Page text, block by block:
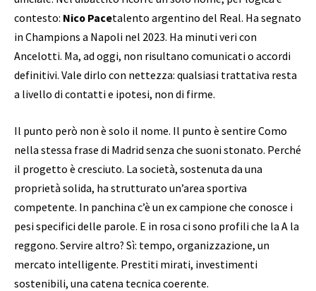
contesto: Nico Pacetalento argentino del Real. Ha segnato
in Champions a Napoli nel 2023. Ha minuti veri con
Ancelotti. Ma, ad oggi, non risultano comunicati o accordi
definitivi. Vale dirlo con nettezza: qualsiasi trattativa resta
a livello di contatti e ipotesi, non di firme.
Il punto però non è solo il nome. Il punto è sentire Como
nella stessa frase di Madrid senza che suoni stonato. Perché
il progetto è cresciuto. La società, sostenuta da una
proprietà solida, ha strutturato un’area sportiva
competente. In panchina c’è un ex campione che conosce i
pesi specifici delle parole. E in rosa ci sono profili che la A la
reggono. Servire altro? Sì: tempo, organizzazione, un
mercato intelligente. Prestiti mirati, investimenti
sostenibili, una catena tecnica coerente.